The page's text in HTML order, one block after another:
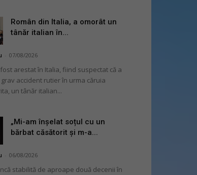
Român din Italia, a omorât un
tânăr italian în...
07/08/2026
arestat în Italia, fiind suspectat că a
accident rutier în urma căruia
un tânăr italian...
„Mi-am înșelat soțul cu un
bărbat căsătorit și m-a...
06/08/2026
stabilită de aproape două decenii în